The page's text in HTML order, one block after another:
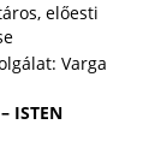
előesti
Varga
ISTEN